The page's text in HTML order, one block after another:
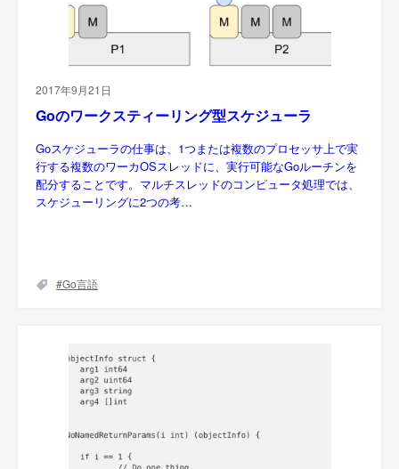
2017年9月21日
Goのワークスティーリング型スケジューラ
Goスケジューラの仕事は、1つまたは複数のプロセッサ上で実
行する複数のワーカOSスレッドに、実行可能なGoルーチンを
配分することです。マルチスレッドのコンピュータ処理では、
スケジューリングに2つの考…
Go言語